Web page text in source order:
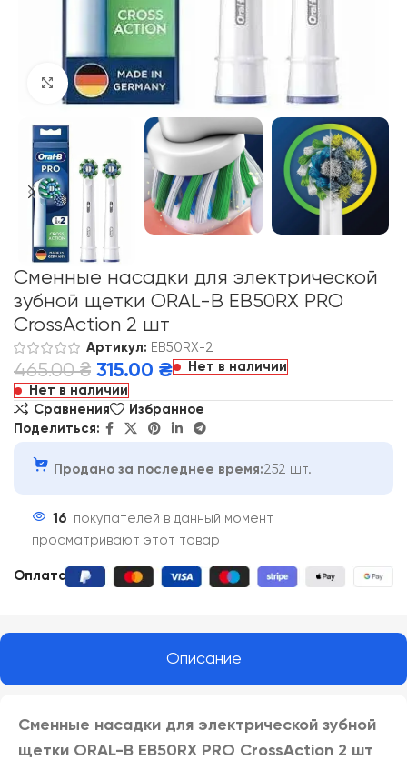
Click to enlarge
Сменные насадки для электрической
зубной щетки ORAL-B EB50RX PRO
CrossAction 2 шт
Артикул: EB50RX-2
465.00₴ 315.00 ₴
Нет в наличии
Нет в наличии
Сравнения
Избранное
Поделиться:
Продано за последнее время:252 шт.
16 покупателей в данный момент
просматривают этот товар
Оплата:
Описание
Сменные насадки для электрической зубной
щетки ORAL-B EB50RX PRO CrossAction 2 шт